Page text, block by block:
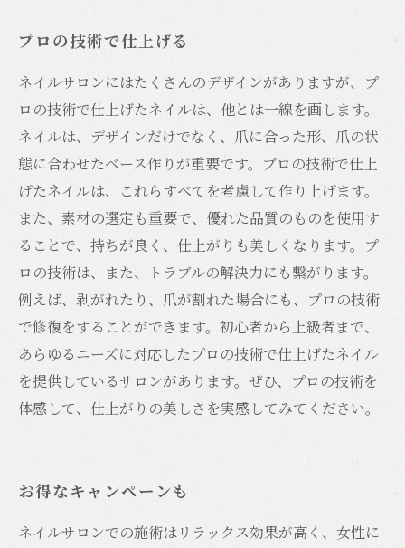
プロの技術で仕上げる
ネイルサロンにはたくさんのデザインがありますが、プ
ロの技術で仕上げたネイルは、他とは一線を画します。
ネイルは、デザインだけでなく、爪に合った形、爪の状
態に合わせたベース作りが重要です。プロの技術で仕上
げたネイルは、これらすべてを考慮して作り上げます。
また、素材の選定も重要で、優れた品質のものを使用す
ることで、持ちが良く、仕上がりも美しくなります。プ
ロの技術は、また、トラブルの解決力にも繋がります。
例えば、剥がれたり、爪が割れた場合にも、プロの技術
で修復をすることができます。初心者から上級者まで、
あらゆるニーズに対応したプロの技術で仕上げたネイル
を提供しているサロンがあります。ぜひ、プロの技術を
体感して、仕上がりの美しさを実感してみてください。
お得なキャンペーンも
ネイルサロンでの施術はリラックス効果が高く、女性に